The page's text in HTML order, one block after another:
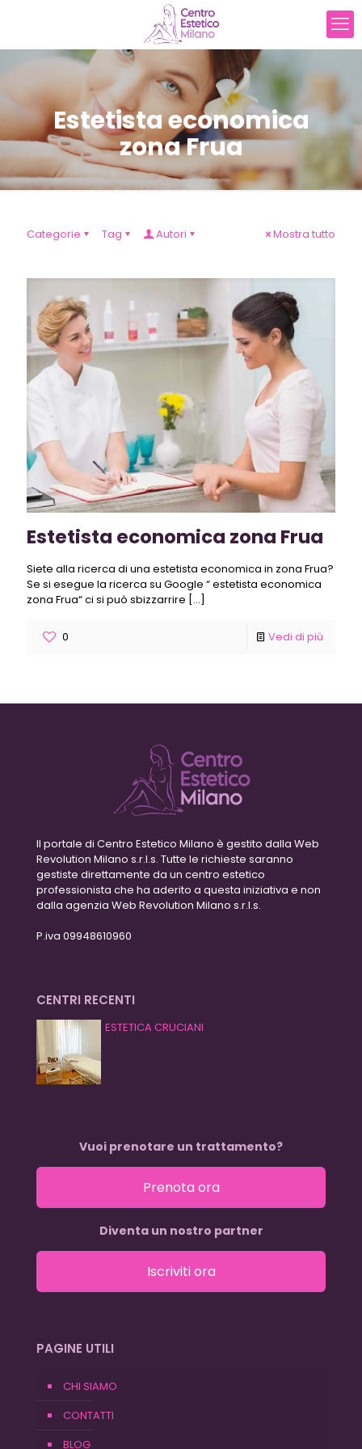
Estetista economica
zona Frua
Categorie Tag Autori Mostra tutto
Estetista economica zona Frua
Siete alla ricerca di una estetista economica in zona Frua?
Se si esegue la ricerca su Google “ estetista economica
zona Frua“ ci si può sbizzarrire […]
0 Vedi di più
Il portale di Centro Estetico Milano è gestito dalla Web
Revolution Milano s.r.l.s. Tutte le richieste saranno
gestiste direttamente da un centro estetico
professionista che ha aderito a questa iniziativa e non
dalla agenzia Web Revolution Milano s.r.l.s.
P.iva 09948610960
CENTRI RECENTI
ESTETICA CRUCIANI
Vuoi prenotare un trattamento?
Prenota ora
Diventa un nostro partner
Iscriviti ora
PAGINE UTILI
CHI SIAMO
CONTATTI
BLOG